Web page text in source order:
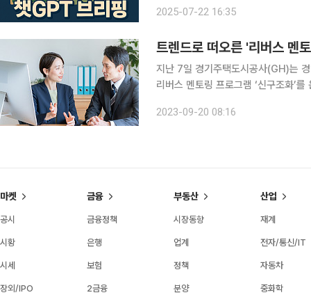
·바이오 육성을 4대 과제로 제시했다.
2025-07-22 16:35
트렌드로 떠오른 '리버스 멘
지난 7일 경기주택도시공사(GH)는
리버스 멘토링 프로그램 ‘신구조화’
보냈다. 삼성생명의 경우 3명의 주
2023-09-20 08:16
마켓
공시
시황
시세
장외/IPO
금융
금융정책
은행
보험
2금융
부동산
시장동향
업계
정책
분양
산업
재계
전자/통신/IT
자동차
중화학